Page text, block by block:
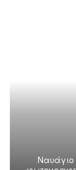
Ναυάγιο